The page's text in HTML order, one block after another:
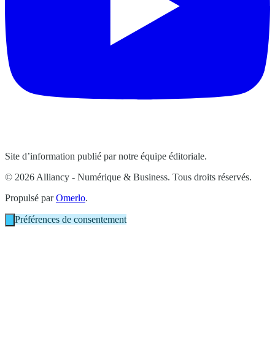
Site d’information publié par notre équipe éditoriale.
© 2026 Alliancy - Numérique & Business. Tous droits réservés.
Propulsé parOmerlo.
Préférences de consentement